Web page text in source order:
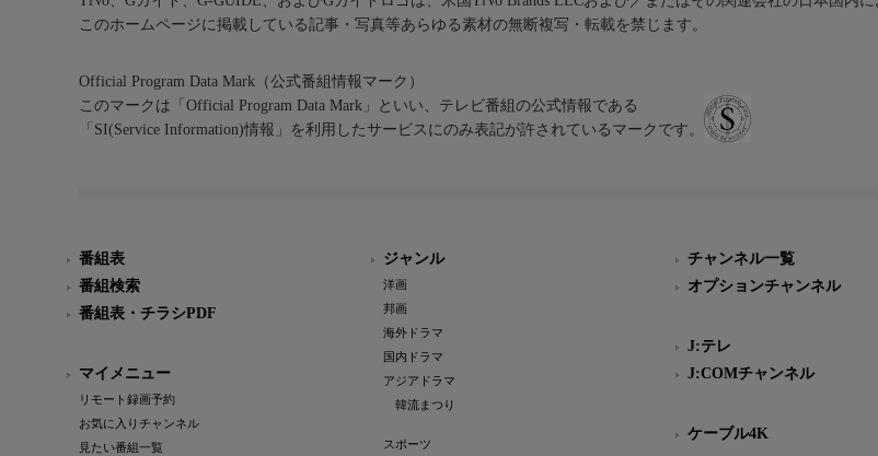
このホームページに掲載している記事・写真等あらゆる素材の無断複写・転載を禁じます。
Official Program Data Mark（公式番組情報マーク）
このマークは「Official Program Data Mark」といい、テレビ番組の公式情報である
「SI(Service Information)情報」を利用したサービスにのみ表記が許されているマークです。
番組表
番組検索
番組表・チラシPDF
マイメニュー
リモート録画予約
お気に入りチャンネル
見たい番組一覧
ジャンル
洋画
邦画
海外ドラマ
国内ドラマ
アジアドラマ
韓流まつり
スポーツ
チャンネル一覧
オプションチャンネル
J:テレ
J:COMチャンネル
ケーブル4K